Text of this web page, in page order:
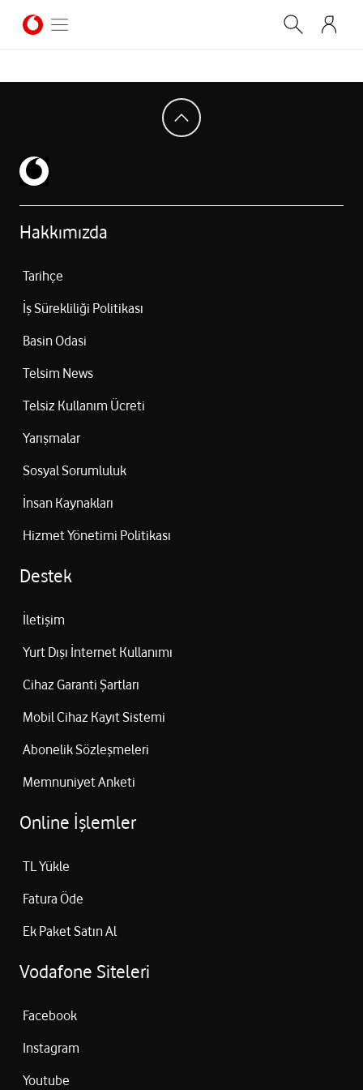
Hakkımızda
Tarihçe
İş Sürekliliği Politikası
Basin Odasi
Telsim News
Telsiz Kullanım Ücreti
Yarışmalar
Sosyal Sorumluluk
İnsan Kaynakları
Hizmet Yönetimi Politikası
Destek
İletişim
Yurt Dışı İnternet Kullanımı
Cihaz Garanti Şartları
Mobil Cihaz Kayıt Sistemi
Abonelik Sözleşmeleri
Memnuniyet Anketi
Online İşlemler
TL Yükle
Fatura Öde
Ek Paket Satın Al
Vodafone Siteleri
Facebook
Instagram
Youtube